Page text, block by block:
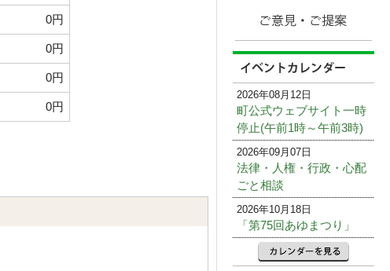
0円
0円
0円
0円
2026年08月12日
町公式ウェブサイト一時
停止(午前1時～午前3時)
2026年09月07日
法律・人権・行政・心配
ごと相談
2026年10月18日
「第75回あゆまつり」